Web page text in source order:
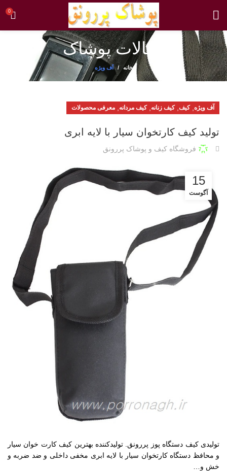
0
مقالات پوشاک
خانه آف ویژه
آف ویژه ,کیف ,کیف زنانه ,کیف مردانه معرفی محصولات
تولید کیف کارتخوان سیار با لایه ابری
فروشگاه کیف و پوشاک پررونق
15
آگوست
تولیدی کیف دستگاه پوز پررونق. تولیدکننده بهترین کیف کارت خوان سیار
و محافظ دستگاه کارتخوان سیار با لایه ابری مخفی داخلی و ضد ضربه و
خش و…